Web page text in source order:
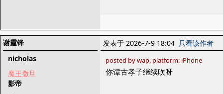
谢霆锋
nicholas
魔王撒旦
影帝
发表于 2026-7-9 18:04 只看该作者
posted by wap, platform: iPhone
你谭古孝子继续吹呀